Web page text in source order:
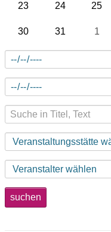
23 24 25
30 31 1
suchen